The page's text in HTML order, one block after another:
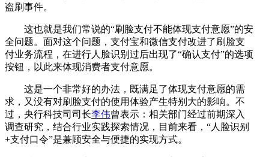
盗刷事件。
这也就是我们常说的“刷脸支付不能体现支付意愿”的安
全问题。面对这个问题，支付宝和微信支付改进了刷脸支
付业务流程，在进行人脸识别过后出现了“确认支付”的选项
按钮，以此来体现消费者支付意愿。
这是一个非常好的办法，既满足了体现支付意愿的需
求，又没有对刷脸支付的使用体验产生特别大的影响。不
过，央行科技司司长李伟曾表示：相关部门经过前期深入
调查研究，结合行业实践探索情况，目前来看，“人脸识别
+支付口令”是兼顾安全与便捷的实现方式。